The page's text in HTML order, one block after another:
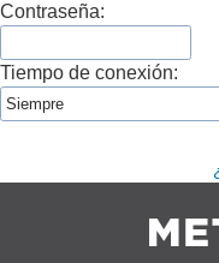
Contraseña:
Tiempo de conexión: